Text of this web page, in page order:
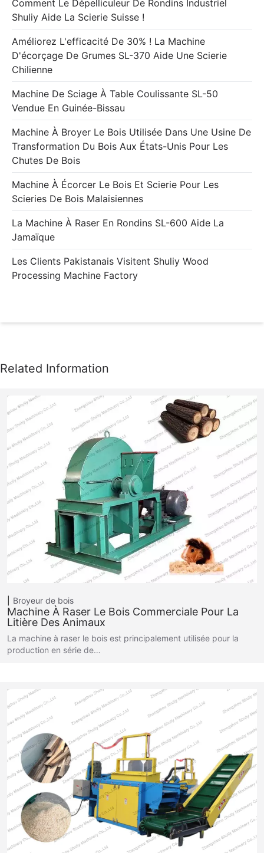
Comment Le Dépelliculeur De Rondins Industriel
Shuliy Aide La Scierie Suisse !
Améliorez L'efficacité De 30% ! La Machine
D'écorçage De Grumes SL-370 Aide Une Scierie
Chilienne
Machine De Sciage À Table Coulissante SL-50
Vendue En Guinée-Bissau
Machine À Broyer Le Bois Utilisée Dans Une Usine De
Transformation Du Bois Aux États-Unis Pour Les
Chutes De Bois
Machine À Écorcer Le Bois Et Scierie Pour Les
Scieries De Bois Malaisiennes
La Machine À Raser En Rondins SL-600 Aide La
Jamaïque
Les Clients Pakistanais Visitent Shuliy Wood
Processing Machine Factory
Broyeur de bois
Machine À Raser Le Bois Commerciale Pour La
Litière Des Animaux
La machine à raser le bois est principalement utilisée pour la
production en série de…